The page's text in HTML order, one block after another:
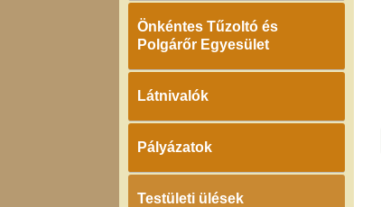
Önkéntes Tűzoltó és
Polgárőr Egyesület
Látnivalók
Pályázatok
Testületi ülések